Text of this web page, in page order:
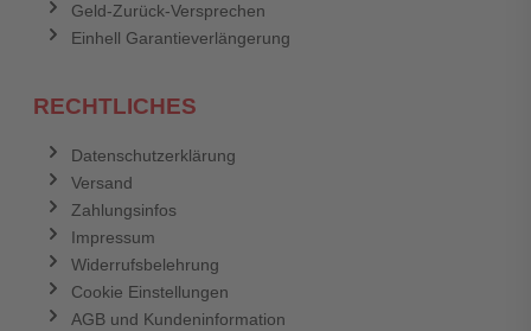
Geld-Zurück-Versprechen
Einhell Garantieverlängerung
RECHTLICHES
Datenschutzerklärung
Versand
Zahlungsinfos
Impressum
Widerrufsbelehrung
Cookie Einstellungen
AGB und Kundeninformation